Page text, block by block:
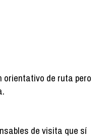
orientativo de ruta pero
de visita que sí